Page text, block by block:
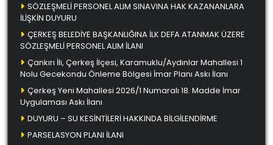
SÖZLEŞMELİ PERSONEL ALIM SINAVINA HAK KAZANANLARA
İLİŞKİN DUYURU
ÇERKEŞ BELEDİYE BAŞKANLIĞINA İLK DEFA ATANMAK ÜZERE
SÖZLEŞMELİ PERSONEL ALIM İLANI
Çankırı İli, Çerkeş İlçesi, Karamuklu/Aydınlar Mahallesi 1
Nolu Gecekondu Önleme Bölgesi İmar Planı Askı İlanı
Çerkeş Yeni Mahallesi 2026/1 Numaralı 18. Madde İmar
Uygulaması Askı İlanı
DUYURU – SU KESİNTİLERİ HAKKINDA BİLGİLENDİRME
PARSELASYON PLANI İLANI